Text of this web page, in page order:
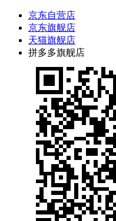
京东自营店
京东旗舰店
天猫旗舰店
拼多多旗舰店